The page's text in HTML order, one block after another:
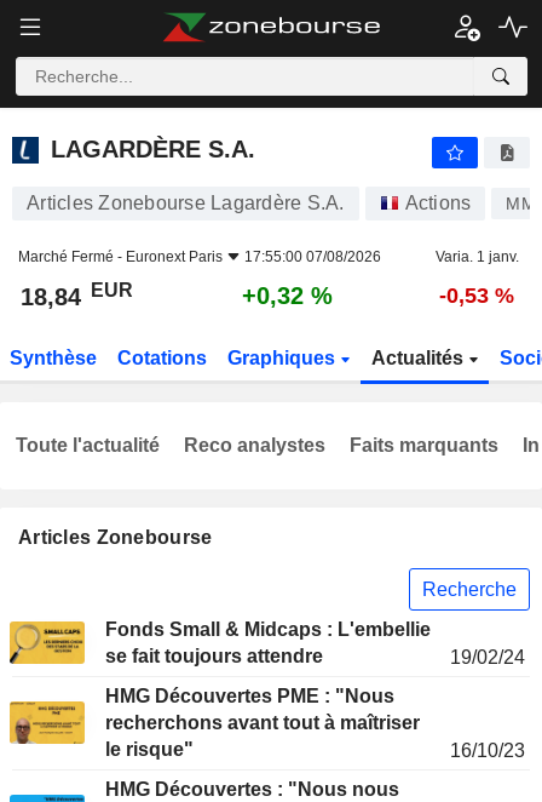
LAGARDÈRE S.A.
LAGARDÈRE S.A.
Articles Zonebourse Lagardère S.A. Actions
Marché Fermé - Euronext Paris 17:55:00 07/08/2026 Varia. 1 janv.
18,84 EUR +0,32 % -0,53 %
Synthèse Cotations Graphiques Actualités
Articles Zonebourse
Recherche
Fonds Small & Midcaps : L'embellie
se fait toujours attendre
19/02/24
HMG Découvertes PME : "Nous
recherchons avant tout à maîtriser
le risque"
16/10/23
HMG Découvertes : "Nous nous
Toute l'actualité Reco analystes Faits marquants